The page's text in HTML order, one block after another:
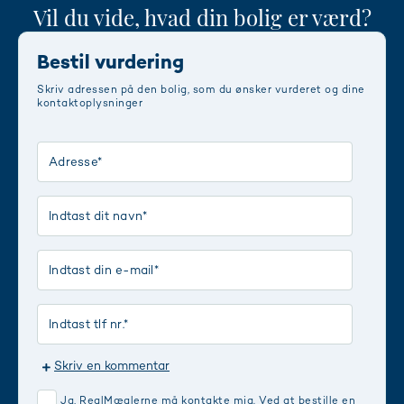
Vil du vide, hvad din bolig er værd?
Bestil vurdering
Skriv adressen på den bolig, som du ønsker vurderet og dine
kontaktoplysninger
Skriv en kommentar
Ja, RealMæglerne må kontakte mig. Ved at bestille en